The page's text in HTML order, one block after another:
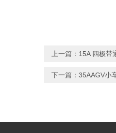
上一篇： 15A 四极带
下一篇： 35AAGV小